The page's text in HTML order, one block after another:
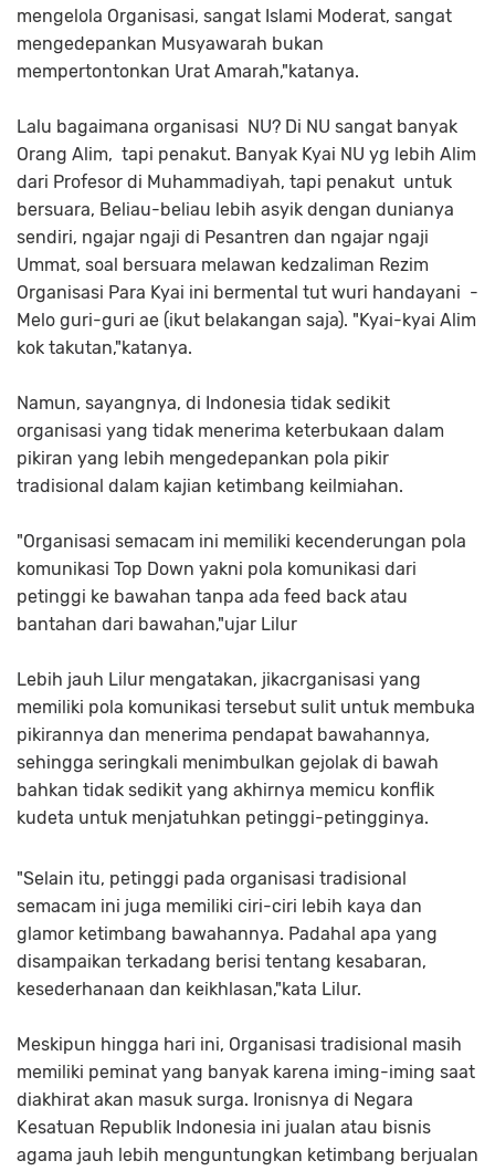
mengelola Organisasi, sangat Islami Moderat, sangat
mengedepankan Musyawarah bukan
mempertontonkan Urat Amarah,"katanya.
Lalu bagaimana organisasi NU? Di NU sangat banyak
Orang Alim, tapi penakut. Banyak Kyai NU yg lebih Alim
dari Profesor di Muhammadiyah, tapi penakut untuk
bersuara, Beliau-beliau lebih asyik dengan dunianya
sendiri, ngajar ngaji di Pesantren dan ngajar ngaji
Ummat, soal bersuara melawan kedzaliman Rezim
Organisasi Para Kyai ini bermental tut wuri handayani -
Melo guri-guri ae (ikut belakangan saja). "Kyai-kyai Alim
kok takutan,"katanya.
Namun, sayangnya, di Indonesia tidak sedikit
organisasi yang tidak menerima keterbukaan dalam
pikiran yang lebih mengedepankan pola pikir
tradisional dalam kajian ketimbang keilmiahan.
"Organisasi semacam ini memiliki kecenderungan pola
komunikasi Top Down yakni pola komunikasi dari
petinggi ke bawahan tanpa ada feed back atau
bantahan dari bawahan,"ujar Lilur
Lebih jauh Lilur mengatakan, jikacrganisasi yang
memiliki pola komunikasi tersebut sulit untuk membuka
pikirannya dan menerima pendapat bawahannya,
sehingga seringkali menimbulkan gejolak di bawah
bahkan tidak sedikit yang akhirnya memicu konflik
kudeta untuk menjatuhkan petinggi-petingginya.
"Selain itu, petinggi pada organisasi tradisional
semacam ini juga memiliki ciri-ciri lebih kaya dan
glamor ketimbang bawahannya. Padahal apa yang
disampaikan terkadang berisi tentang kesabaran,
kesederhanaan dan keikhlasan,"kata Lilur.
Meskipun hingga hari ini, Organisasi tradisional masih
memiliki peminat yang banyak karena iming-iming saat
diakhirat akan masuk surga. Ironisnya di Negara
Kesatuan Republik Indonesia ini jualan atau bisnis
agama jauh lebih menguntungkan ketimbang berjualan